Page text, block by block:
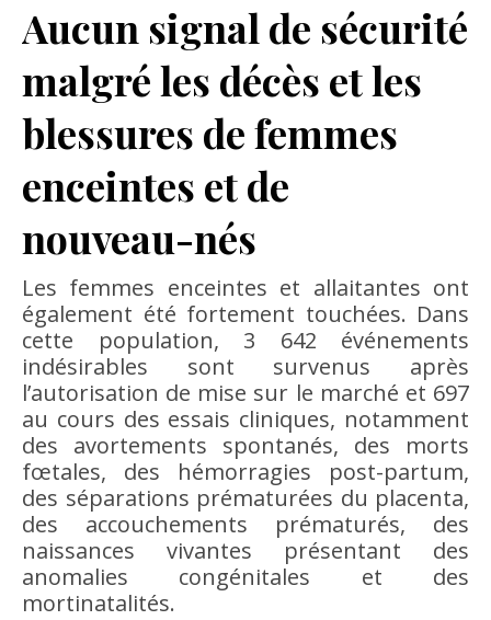
Aucun signal de sécurité
malgré les décès et les
blessures de femmes
enceintes et de
nouveau-nés
Les femmes enceintes et allaitantes ont
également été fortement touchées. Dans
cette population, 3 642 événements
indésirables sont survenus après
l’autorisation de mise sur le marché et 697
au cours des essais cliniques, notamment
des avortements spontanés, des morts
fœtales, des hémorragies post-partum,
des séparations prématurées du placenta,
des accouchements prématurés, des
naissances vivantes présentant des
anomalies congénitales et des
mortinatalités.